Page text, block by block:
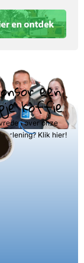
een
koffie
over onze
Klik hier!